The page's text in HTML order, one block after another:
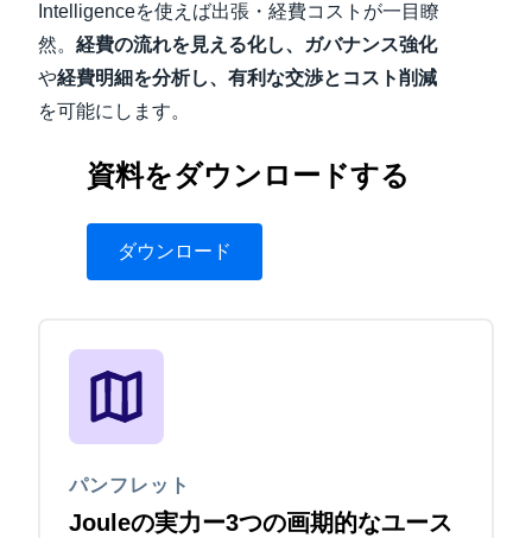
Intelligenceを使えば出張・経費コストが一目瞭
然。 経費の流れを見える化し、ガバナンス強化
や経費明細を分析し、有利な交渉とコスト削減
を可能にします。
資料をダウンロードする
ダウンロード
パンフレット
Jouleの実力ー3つの画期的なユース